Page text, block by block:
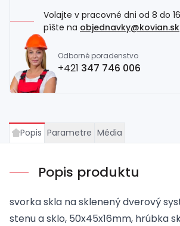
Volajte v pracovné dni od 8 do
píšte na objednavky@kovian.sk
Odborné poradenstvo
+421 347 746 006
Popis Parametre Média
Popis produktu
svorka skla na sklenený dverový
stenu a sklo, 50x45x16mm, hrúbka